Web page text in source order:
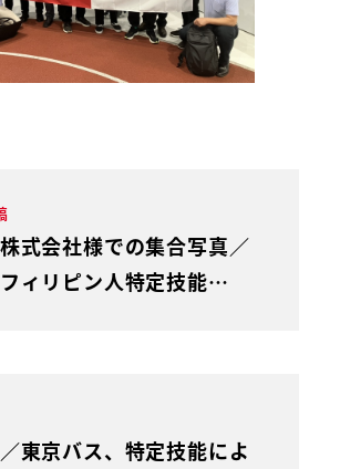
東京バス、特定技能によ
式会社様での集合写真／
ィリピン人特定技能…